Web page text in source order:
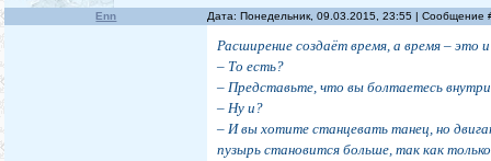
Enn Дата: Понедельник, 09.03.2015, 23:55 | Сообщение
Расширение создаёт время, а время – это
– То есть?
– Представьте, что вы болтаетесь
– Ну и?
– И вы хотите станцевать танец, но
пузырь становится больше, так как